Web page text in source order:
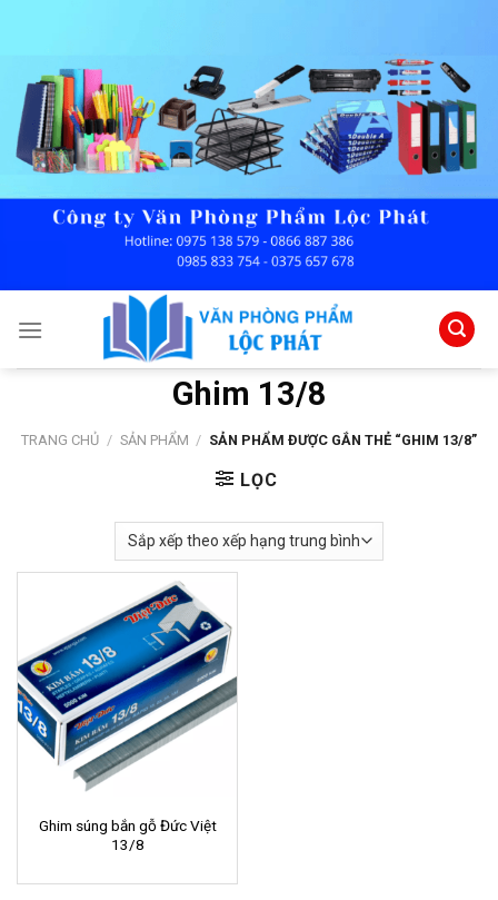
content
Ghim 13/8
TRANG CHỦ / SẢN PHẨM / SẢN PHẨM ĐƯỢC GẮN THẺ “GHIM 13/8”
LỌC
Ghim súng bắn gỗ Đức Việt
13/8